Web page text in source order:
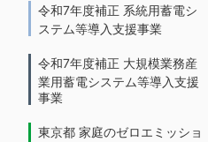
令和7年度補正 系統用蓄電シ
ステム等導入支援事業
令和7年度補正 大規模業務産
業用蓄電システム等導入支援
事業
東京都 家庭のゼロエミッショ